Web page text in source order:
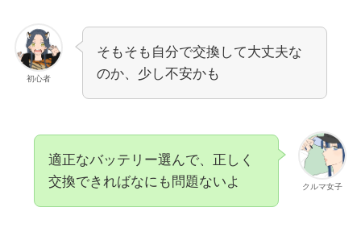
初心者
そもそも自分で交換して大丈夫な
のか、少し不安かも
クルマ女子
適正なバッテリー選んで、正しく
交換できればなにも問題ないよ